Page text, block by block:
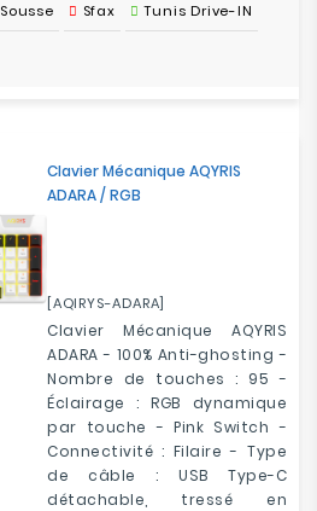
Sousse Sfax Tunis Drive-IN
Clavier Mécanique AQYRIS
ADARA / RGB
[AQIRYS-ADARA]
Clavier Mécanique AQYRIS
ADARA - 100% Anti-ghosting -
Nombre de touches : 95 -
Éclairage : RGB dynamique
par touche - Pink Switch -
Connectivité : Filaire - Type
de câble : USB Type-C
détachable, tressé en